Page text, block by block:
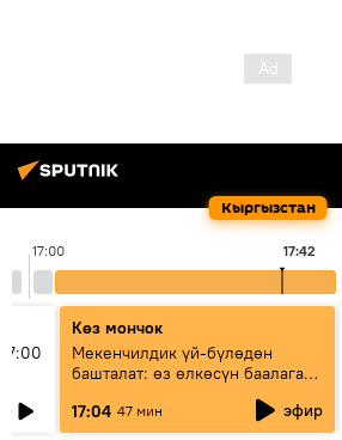
Кыргызстан
17:00 17:42
Көз мончок
Мекенчилдик үй-бүлөдөн
башталат: өз өлкөсүн баалаган
муунду кантип тарбиялоо
керек?
17:04 47 мин эфир